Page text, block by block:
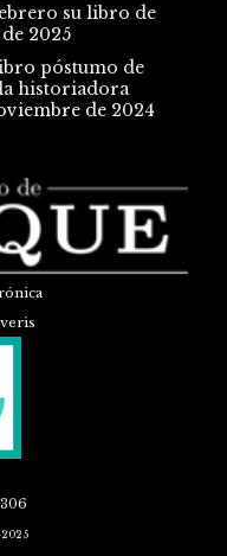
su libro de
2025
póstumo de
historiadora
de 2024